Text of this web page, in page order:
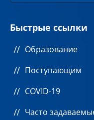
Быстрые ссылки
Образование
Поступающим
COVID-19
Часто